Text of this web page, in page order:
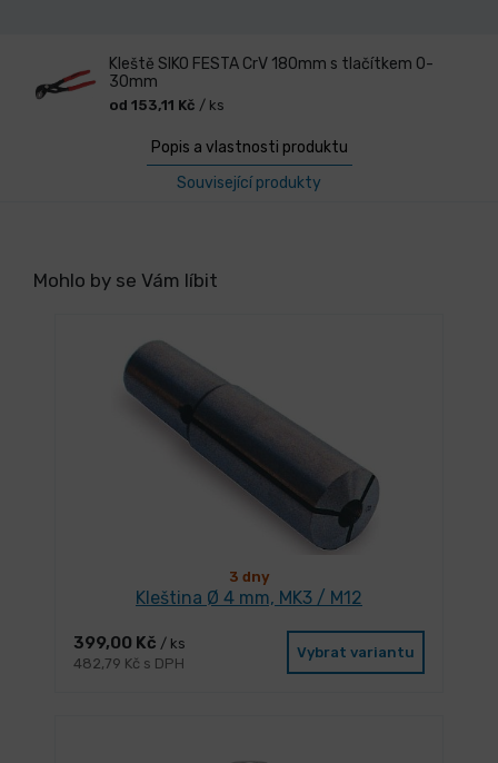
Kleště SIKO FESTA CrV 180mm s tlačítkem 0-
30mm
od 153,11 Kč / ks
Popis a vlastnosti produktu
Související produkty
Mohlo by se Vám líbit
3 dny
Kleština Ø 4 mm, MK3 / M12
399,00 Kč / ks
482,79 Kč s DPH
Vybrat variantu